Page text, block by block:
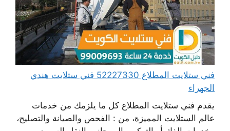
فني ستلايت المطلاع 52227330 فني ستلايت هندي
الجهراء
يقدم فني ستلايت المطلاع كل ما يلزمك من خدمات
عالم الستلايت المميزة، من : الفحص والصيانة والتصليح،